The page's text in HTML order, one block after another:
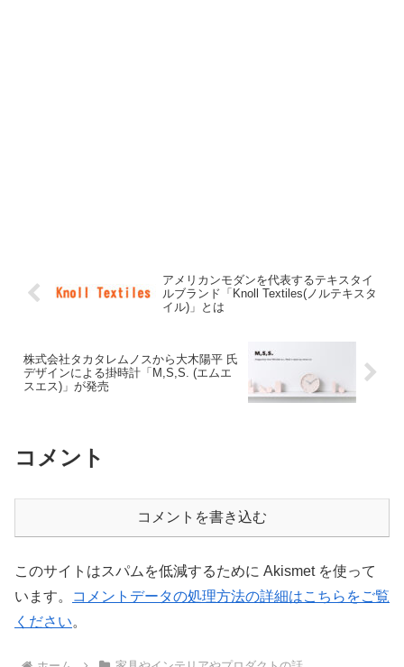
アメリカンモダンを代表するテキスタイ
ルブランド「Knoll Textiles(ノルテキスタ
イル)」とは
株式会社タカタレムノスから大木陽平 氏
デザインによる掛時計「M,S,S. (エムエ
スエス)」が発売
コメント
コメントを書き込む
このサイトはスパムを低減するために Akismet を使って
います。
コメントデータの処理方法の詳細はこちらをご覧
ください。